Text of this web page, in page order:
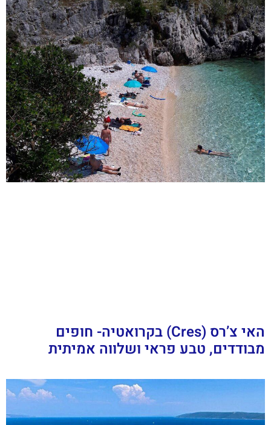
האי צ’רס (Cres) בקרואטיה- חופים
מבודדים, טבע פראי ושלווה אמיתית